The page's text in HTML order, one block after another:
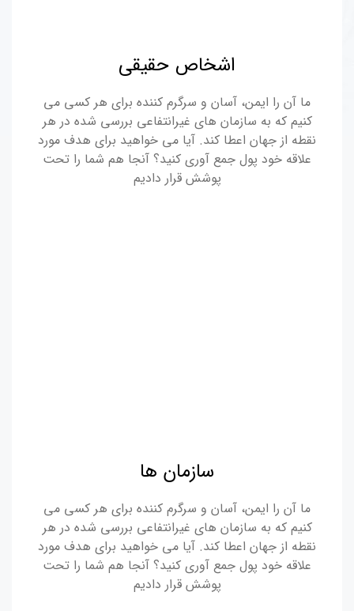
اشخاص حقیقی
ما آن را ایمن، آسان و سرگرم کننده برای هر کسی می
کنیم که به سازمان های غیرانتفاعی بررسی شده در هر
نقطه از جهان اعطا کند. آیا می خواهید برای هدف مورد
علاقه خود پول جمع آوری کنید؟ آنجا هم شما را تحت
پوشش قرار دادیم
سازمان ها
ما آن را ایمن، آسان و سرگرم کننده برای هر کسی می
کنیم که به سازمان های غیرانتفاعی بررسی شده در هر
نقطه از جهان اعطا کند. آیا می خواهید برای هدف مورد
علاقه خود پول جمع آوری کنید؟ آنجا هم شما را تحت
پوشش قرار دادیم